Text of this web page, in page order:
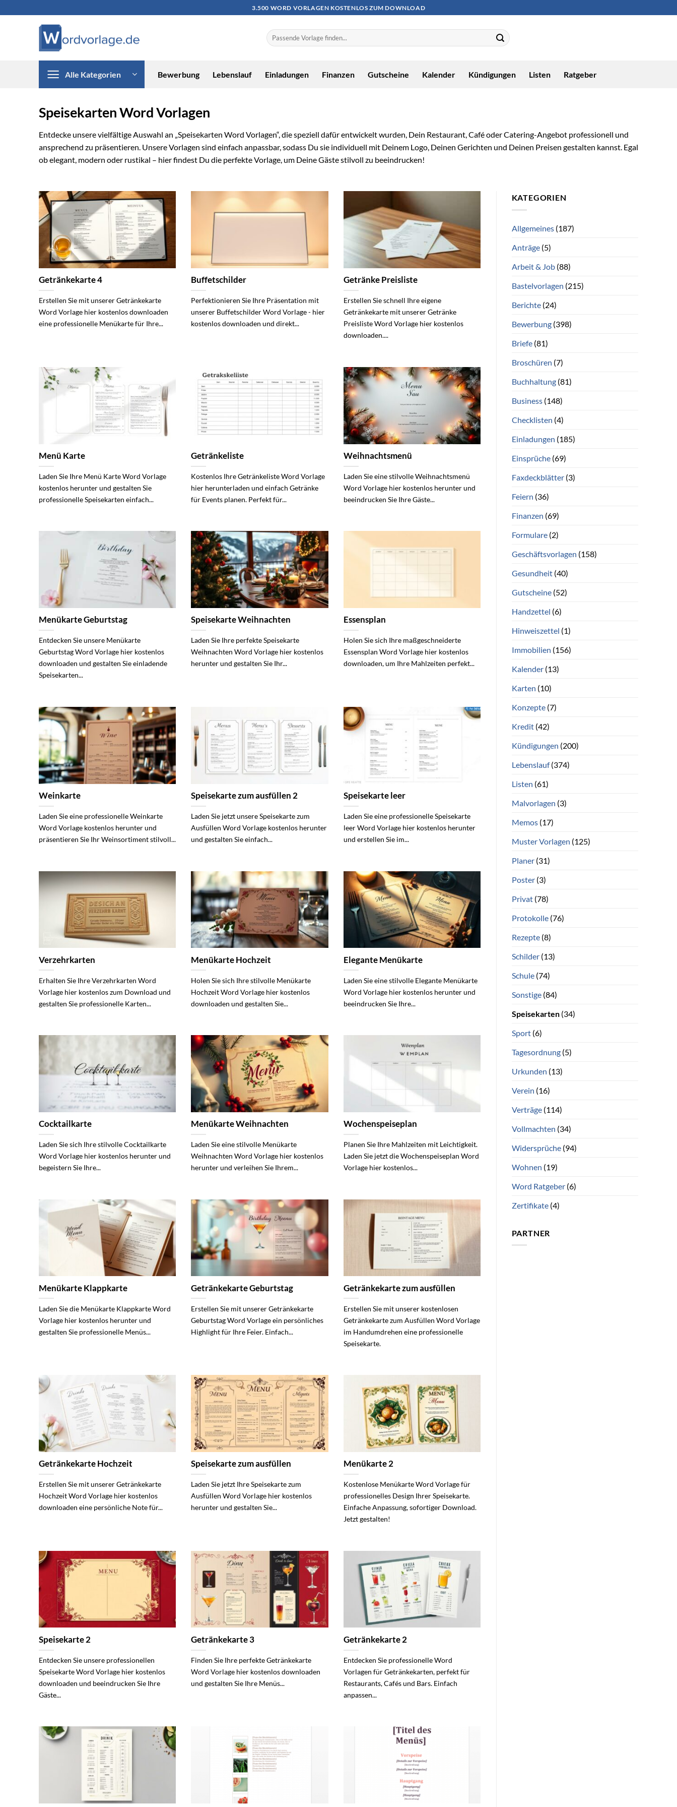
3.500 WORD VORLAGEN KOSTENLOS ZUM DOWNLOAD
Alle Kategorien Bewerbung Lebenslauf Einladungen Finanzen Gutscheine Kalender Kündigungen Listen Ratgeber
Speisekarten Word Vorlagen
Entdecke unsere vielfältige Auswahl an „Speisekarten Word Vorlagen“, die speziell dafür entwickelt wurden, Dein Restaurant, Café oder Catering-Angebot professionell und
ansprechend zu präsentieren. Unsere Vorlagen sind einfach anpassbar, sodass Du sie individuell mit Deinem Logo, Deinen Gerichten und Deinen Preisen gestalten kannst. Egal
ob elegant, modern oder rustikal – hier findest Du die perfekte Vorlage, um Deine Gäste stilvoll zu beeindrucken!
Getränkekarte 4
Erstellen Sie mit unserer Getränkekarte
Word Vorlage hier kostenlos downloaden
eine professionelle Menükarte für Ihre...
Buffetschilder
Perfektionieren Sie Ihre Präsentation mit
unserer Buffetschilder Word Vorlage - hier
kostenlos downloaden und direkt...
Getränke Preisliste
Erstellen Sie schnell Ihre eigene
Getränkekarte mit unserer Getränke
Preisliste Word Vorlage hier kostenlos
downloaden....
Menü Karte
Laden Sie Ihre Menü Karte Word Vorlage
kostenlos herunter und gestalten Sie
professionelle Speisekarten einfach...
Getränkeliste
Kostenlos Ihre Getränkeliste Word Vorlage
hier herunterladen und einfach Getränke
für Events planen. Perfekt für...
Weihnachtsmenü
Laden Sie eine stilvolle Weihnachtsmenü
Word Vorlage hier kostenlos herunter und
beeindrucken Sie Ihre Gäste...
Menükarte Geburtstag
Entdecken Sie unsere Menükarte
Geburtstag Word Vorlage hier kostenlos
downloaden und gestalten Sie einladende
Speisekarten...
Speisekarte Weihnachten
Laden Sie Ihre perfekte Speisekarte
Weihnachten Word Vorlage hier kostenlos
herunter und gestalten Sie Ihr...
Essensplan
Holen Sie sich Ihre maßgeschneiderte
Essensplan Word Vorlage hier kostenlos
downloaden, um Ihre Mahlzeiten perfekt...
Weinkarte
Laden Sie eine professionelle Weinkarte
Word Vorlage kostenlos herunter und
präsentieren Sie Ihr Weinsortiment stilvoll...
Speisekarte zum ausfüllen 2
Laden Sie jetzt unsere Speisekarte zum
Ausfüllen Word Vorlage kostenlos herunter
und gestalten Sie einfach...
Speisekarte leer
Laden Sie eine professionelle Speisekarte
leer Word Vorlage hier kostenlos herunter
und erstellen Sie im...
Verzehrkarten
Erhalten Sie Ihre Verzehrkarten Word
Vorlage hier kostenlos zum Download und
gestalten Sie professionelle Karten...
Menükarte Hochzeit
Holen Sie sich Ihre stilvolle Menükarte
Hochzeit Word Vorlage hier kostenlos
downloaden und gestalten Sie...
Elegante Menükarte
Laden Sie eine stilvolle Elegante Menükarte
Word Vorlage hier kostenlos herunter und
beeindrucken Sie Ihre...
Cocktailkarte
Laden Sie sich Ihre stilvolle Cocktailkarte
Word Vorlage hier kostenlos herunter und
begeistern Sie Ihre...
Menükarte Weihnachten
Laden Sie eine stilvolle Menükarte
Weihnachten Word Vorlage hier kostenlos
herunter und verleihen Sie Ihrem...
Wochenspeiseplan
Planen Sie Ihre Mahlzeiten mit Leichtigkeit.
Laden Sie jetzt die Wochenspeiseplan Word
Vorlage hier kostenlos...
Menükarte Klappkarte
Laden Sie die Menükarte Klappkarte Word
Vorlage hier kostenlos herunter und
gestalten Sie professionelle Menüs...
Getränkekarte Geburtstag
Erstellen Sie mit unserer Getränkekarte
Geburtstag Word Vorlage ein persönliches
Highlight für Ihre Feier. Einfach...
Getränkekarte zum ausfüllen
Erstellen Sie mit unserer kostenlosen
Getränkekarte zum Ausfüllen Word Vorlage
im Handumdrehen eine professionelle
Speisekarte.
Getränkekarte Hochzeit
Erstellen Sie mit unserer Getränkekarte
Hochzeit Word Vorlage hier kostenlos
downloaden eine persönliche Note für...
Speisekarte zum ausfüllen
Laden Sie jetzt Ihre Speisekarte zum
Ausfüllen Word Vorlage hier kostenlos
herunter und gestalten Sie...
Menükarte 2
Kostenlose Menükarte Word Vorlage für
professionelles Design Ihrer Speisekarte.
Einfache Anpassung, sofortiger Download.
Jetzt gestalten!
Speisekarte 2
Entdecken Sie unsere professionellen
Speisekarte Word Vorlage hier kostenlos
downloaden und beeindrucken Sie Ihre
Gäste...
Getränkekarte 3
Finden Sie Ihre perfekte Getränkekarte
Word Vorlage hier kostenlos downloaden
und gestalten Sie Ihre Menüs...
Getränkekarte 2
Entdecken Sie professionelle Word
Vorlagen für Getränkekarten, perfekt für
Restaurants, Cafés und Bars. Einfach
anpassen...
KATEGORIEN
Allgemeines(187)
Anträge(5)
Arbeit & Job(88)
Bastelvorlagen (215)
Berichte(24)
Bewerbung(398)
Briefe(81)
Broschüren (7)
Buchhaltung(81)
Business(148)
Checklisten (4)
Einladungen (185)
Einsprüche(69)
Faxdeckblätter(3)
Feiern (36)
Finanzen (69)
Formulare(2)
Geschäftsvorlagen (158)
Gesundheit(40)
Gutscheine(52)
Handzettel (6)
Hinweiszettel (1)
Immobilien (156)
Kalender(13)
Karten (10)
Konzepte(7)
Kredit(42)
Kündigungen (200)
Lebenslauf(374)
Listen (61)
Malvorlagen (3)
Memos(17)
Muster Vorlagen (125)
Planer(31)
Poster(3)
Privat(78)
Protokolle(76)
Rezepte(8)
Schilder(13)
Schule(74)
Sonstige(84)
Speisekarten(34)
Sport(6)
Tagesordnung(5)
Urkunden (13)
Verein (16)
Verträge(114)
Vollmachten (34)
Widersprüche(94)
Wohnen (19)
Word Ratgeber(6)
Zertifikate(4)
PARTNER